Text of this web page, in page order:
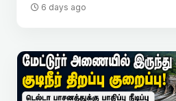
6 days ago